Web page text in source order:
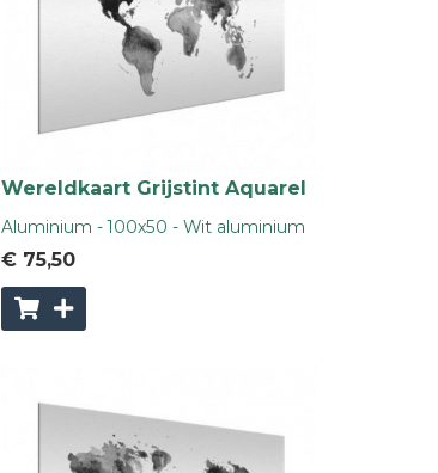
Wereldkaart Grijstint Aquarel
Aluminium - 100x50 - Wit aluminium
€ 75,50